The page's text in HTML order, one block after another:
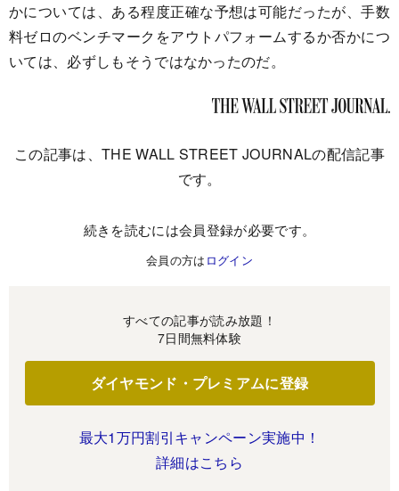
かについては、ある程度正確な予想は可能だったが、手数
料ゼロのベンチマークをアウトパフォームするか否かにつ
いては、必ずしもそうではなかったのだ。
この記事は、THE WALL STREET JOURNALの配信記事
です。
続きを読むには会員登録が必要です。
会員の方は ログイン
すべての記事が読み放題！
7日間無料体験
ダイヤモンド・プレミアムに登録
最大1万円割引キャンペーン実施中！
詳細はこちら